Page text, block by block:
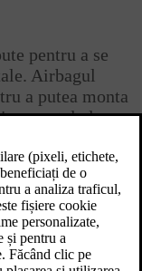
pentru a se
Airbagul
a putea monta
cu spatele la
împotriva
la momentul